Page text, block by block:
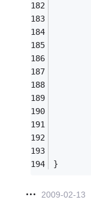
}
2009-02-13